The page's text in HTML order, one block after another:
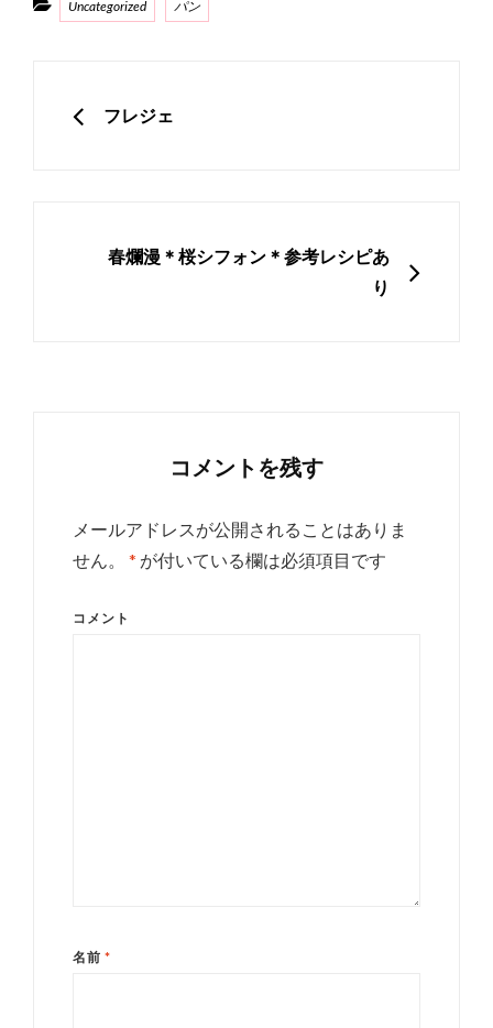
Uncategorized パン
PREVIOUS
フレジェ
NEXT
春爛漫＊桜シフォン＊参考レシピあ
り
コメントを残す
メールアドレスが公開されることはありま
せん。
* が付いている欄は必須項目です
コメント
名前 *